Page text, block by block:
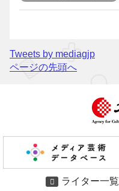
Tweets by mediagjp
ページの先頭へ
ライター一覧